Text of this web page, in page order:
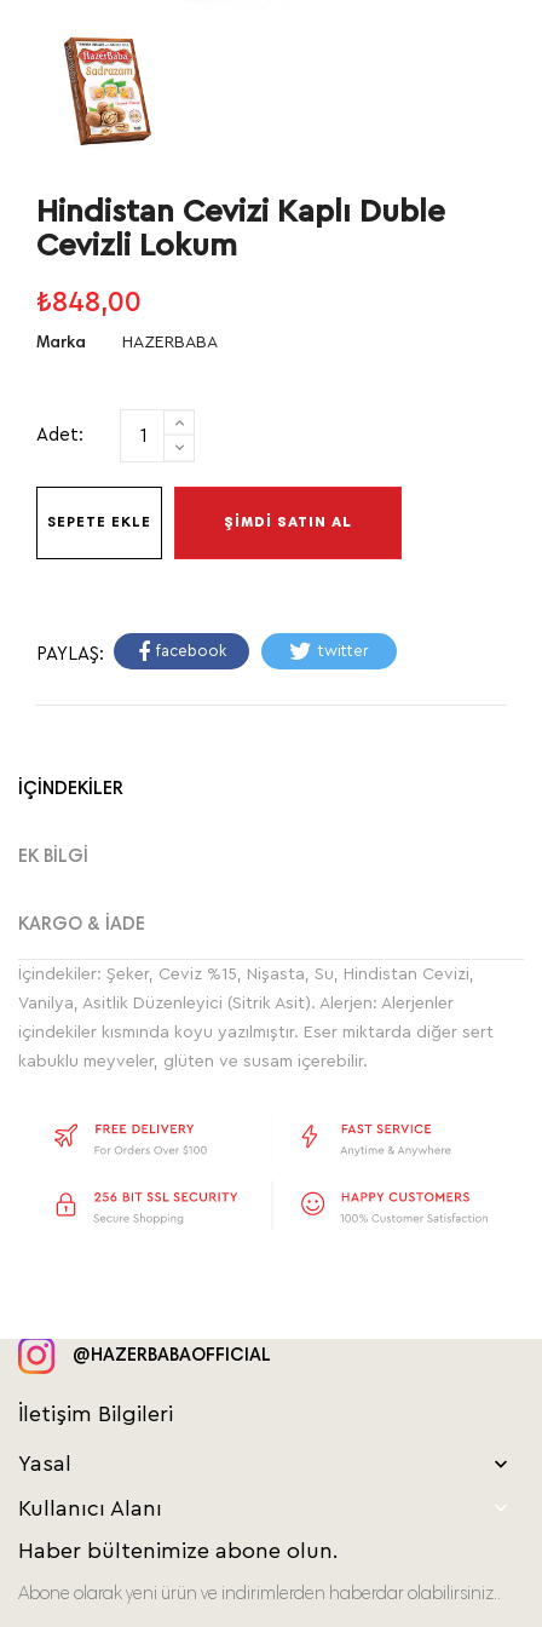
Hindistan Cevizi Kaplı Duble
Cevizli Lokum
₺848,00
Marka HAZERBABA
Adet:
SEPETE EKLE ŞİMDİ SATIN AL
PAYLAŞ: facebook twitter
İÇİNDEKİLER
EK BİLGİ
KARGO & İADE
İçindekiler: Şeker, Ceviz %15, Nişasta, Su, Hindistan Cevizi,
Vanilya, Asitlik Düzenleyici (Sitrik Asit). Alerjen: Alerjenler
içindekiler kısmında koyu yazılmıştır. Eser miktarda diğer sert
kabuklu meyveler, glüten ve susam içerebilir.
İletişim Bilgileri
@HAZERBABAOFFICIAL
Yasal 
Kullanıcı Alanı 
Haber bültenimize abone olun.
Abone olarak yeni ürün ve indirimlerden haberdar olabilirsiniz..